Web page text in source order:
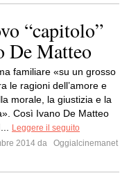
“capitolo”
De Matteo
familiare «su un grosso
le ragioni dell’amore e
morale, la giustizia e la
Così Ivano De Matteo
Leggere il seguito
2014 da
Oggialcinemanet